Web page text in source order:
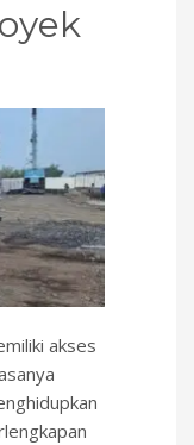
akses